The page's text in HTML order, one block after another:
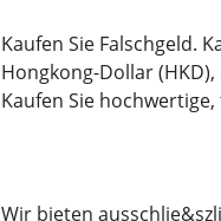
Kaufen Sie Falschgeld.
Hongkong-Dollar (HKD),
Kaufen Sie
Wir bieten